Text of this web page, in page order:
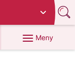
Meny